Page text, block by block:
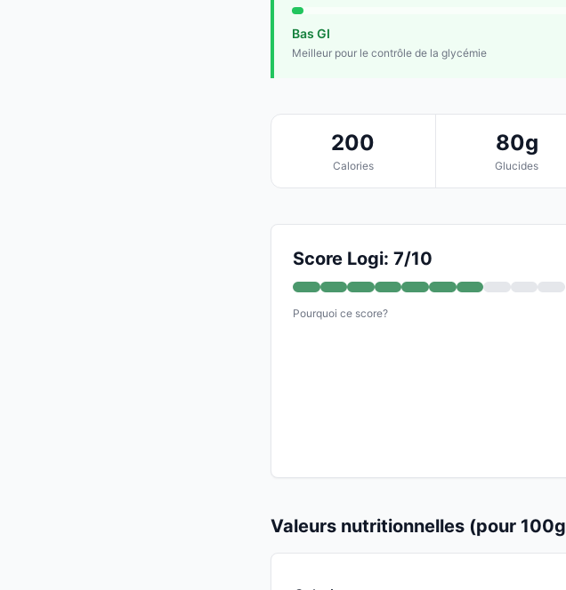
Bas GI
Meilleur pour le contrôle de la glycémie
200
Calories
80g
Glucides
Score Logi: 7/10
Pourquoi ce score?
Valeurs nutritionnelles (pour